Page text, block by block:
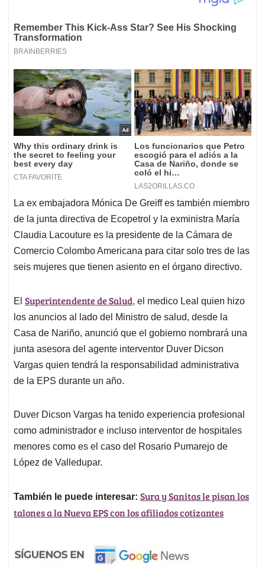
La ex embajadora Mónica De Greiff es también miembro
de la junta directiva de Ecopetrol y la exministra María
Claudia Lacouture es la presidente de la Cámara de
Comercio Colombo Americana para citar solo tres de las
seis mujeres que tienen asiento en el órgano directivo.
El Superintendente de Salud, el medico Leal quien hizo
los anuncios al lado del Ministro de salud, desde la
Casa de Nariño, anunció que el gobierno nombrará una
junta asesora del agente interventor Duver Dicson
Vargas quien tendrá la responsabilidad administrativa
de la EPS durante un año.
Duver Dicson Vargas ha tenido experiencia profesional
como administrador e incluso interventor de hospitales
menores como es el caso del Rosario Pumarejo de
López de Valledupar.
También le puede interesar: Sura y Sanitas le pisan los
talones a la Nueva EPS con los afiliados cotizantes